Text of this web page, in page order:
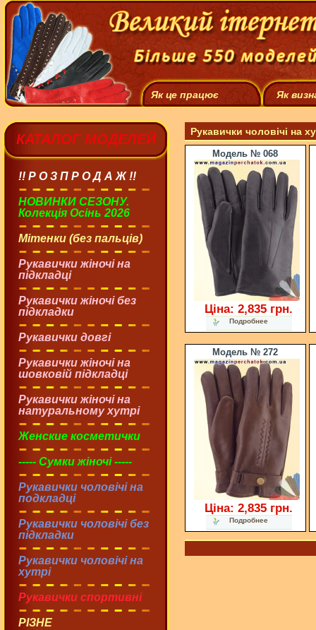
Як це працює Як
КАТАЛОГ МОДЕЛЕЙ
!! Р О З П Р О Д А Ж !!
НОВИНКИ СЕЗОНУ.
Колекція Осінь 2026
Мітенки (без пальців)
Рукавички жіночі на
підкладці
Рукавички жіночі без
підкладки
Рукавички довгі
Рукавички жіночі на
шовковій підкладці
Рукавички жіночі на
натуральному хутрі
Женские косметички
----- Сумки жіночі -----
Рукавички чоловічі на
подкладці
Рукавички чоловічі без
підкладки
Рукавички чоловічі на
хутрі
Рукавички спортивні
РІЗНЕ
Рукавички чоловічі на
Модель № 068
Ціна: 2,835 грн.
Подробнее
Модель № 272
Ціна: 2,835 грн.
Подробнее